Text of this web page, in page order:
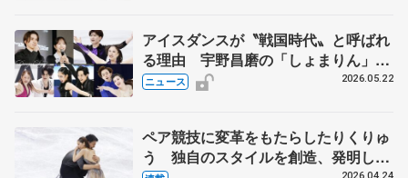
アイスダンスが〝戦国時代〟と呼ばれ
る理由 宇野昌磨の「しょまりん」ら
実力者が相次いで参戦 国内の競争激
ニュース 2026.05.22
ペア競技に変革をもたらしたりくりゅ
う 独自のスタイルを創造、発明した
2026.04.24